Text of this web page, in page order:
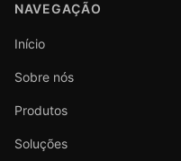
NAVEGAÇÃO
Início
Sobre nós
Produtos
Soluções